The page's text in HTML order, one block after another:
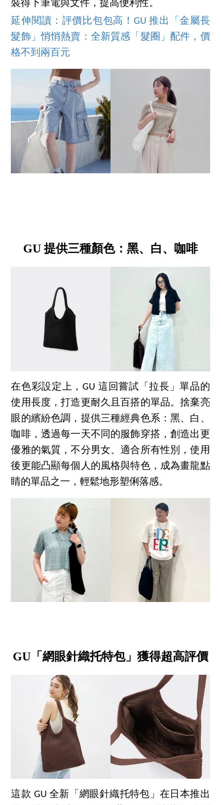
裝得下筆電與文件，提高便利性。
延伸閱讀：評價比包包高！GU 推出「金屬長
髮飾」悄悄熱賣：全新質感「髮圈」配件，價
格不到兩百元
GU 提供三種顏色：黑、白、咖啡
在色彩設定上，GU 這回嘗試「拉長」單品的
使用長度，打造更耐久且百搭的單品。捨棄亮
眼的繽紛色調，提供三種經典色系：黑、白、
咖啡，透過每一天不同的服飾穿搭，創造出更
優雅的氣質，不分男女、適合所有性別，使用
後更能凸顯每個人的風格與特色，成為畫龍點
睛的單品之一，輕鬆地形塑俐落感。
GU「網眼針織托特包」獲得超高評價
這款 GU 全新「網眼針織托特包」在日本推出